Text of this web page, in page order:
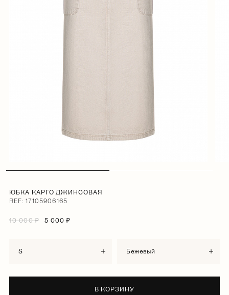
ЮБКА КАРГО ДЖИНСОВАЯ
REF: 17105906165
10 000 ₽ 5 000 ₽
S бежевый
В КОРЗИНУ